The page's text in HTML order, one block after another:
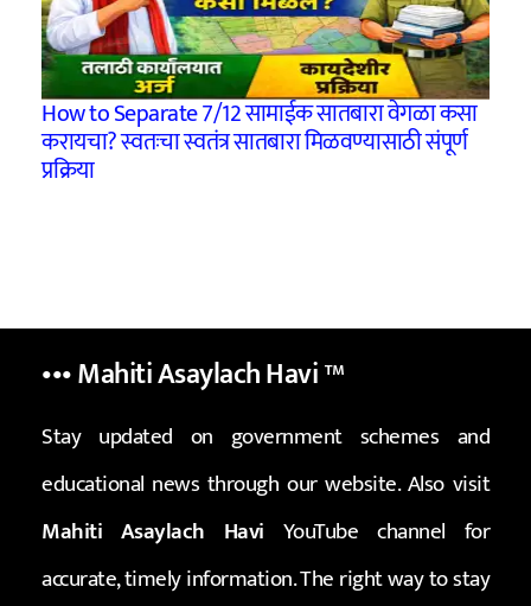
How to Separate 7/12 सामाईक सातबारा वेगळा कसा
करायचा? स्वतःचा स्वतंत्र सातबारा मिळवण्यासाठी संपूर्ण
प्रक्रिया
••• Mahiti Asaylach Havi™
Stay updated on government schemes and
educational news through our website. Also visit
Mahiti Asaylach Havi YouTube channel for
accurate, timely information. The right way to stay